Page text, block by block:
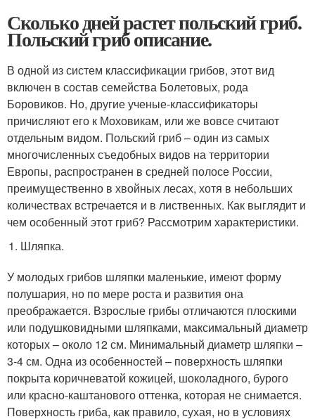
Сколько дней растет польский гриб.
Польский гриб описание.
В одной из систем классификации грибов, этот вид
включен в состав семейства Болетовых, рода
Боровиков. Но, другие ученые-классификаторы
причисляют его к Моховикам, или же вовсе считают
отдельным видом. Польский гриб – один из самых
многочисленных съедобных видов на территории
Европы, распространен в средней полосе России,
преимущественно в хвойных лесах, хотя в небольших
количествах встречается и в лиственных. Как выглядит и
чем особенный этот гриб? Рассмотрим характеристики.
Шляпка.
У молодых грибов шляпки маленькие, имеют форму
полушария, но по мере роста и развития она
преображается. Взрослые грибы отличаются плоскими
или подушковидными шляпками, максимальный диаметр
которых – около 12 см. Минимальный диаметр шляпки –
3-4 см. Одна из особенностей – поверхность шляпки
покрыта коричневатой кожицей, шоколадного, бурого
или красно-каштанового оттенка, которая не снимается.
Поверхность гриба, как правило, сухая, но в условиях